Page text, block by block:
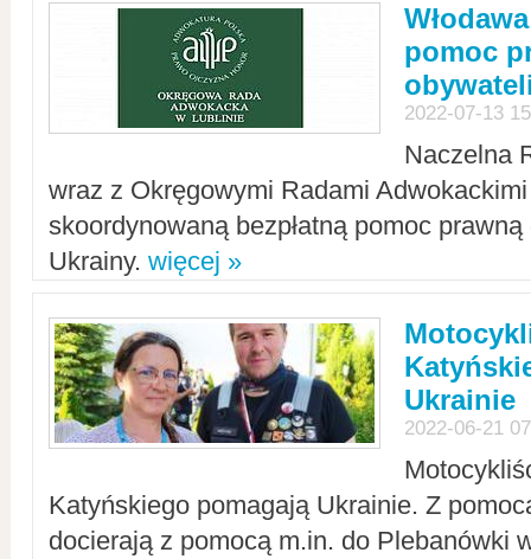
pomoc
2022-07-13
Naczelna
wraz z Okręgowymi Radami Adwokackimi
skoordynowaną bezpłatną pomoc
Ukrainy. więcej »
Ukrainie
2022-06-21
Katyńskiego pomagają Ukrainie. Z
docierają z pomocą m.in. do Plebanówki